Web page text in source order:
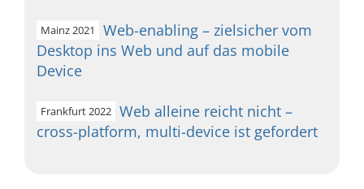
Mainz 2021
Web-enabling – zielsicher vom
Desktop ins Web und auf das mobile
Device
Frankfurt 2022 Web alleine reicht nicht –
cross-platform, multi-device ist gefordert